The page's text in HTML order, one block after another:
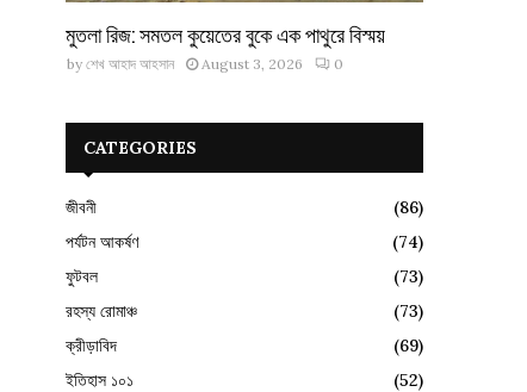
মুতলা রিজ: সমতল কুয়েতের বুকে এক পাথুরে বিস্ময়
by শেখ আহাদ আহসান August 3, 2026 0
CATEGORIES
জীবনী
(86)
পর্যটন আকর্ষণ
(74)
ফুটবল
(73)
রহস্য রোমাঞ্চ
(73)
ক্রীড়াবিদ
(69)
ইতিহাস ১০১
(52)